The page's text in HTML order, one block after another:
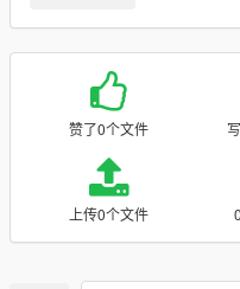
赞了0个文件
上传0个文件